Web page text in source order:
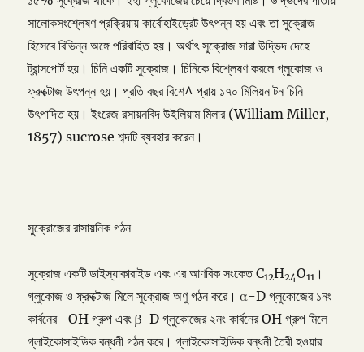
সালোকসংশ্লেষণ প্রক্রিয়ায় কার্বোহাইড্রেট উৎপন্ন হয় এবং তা সুক্রোজ
হিসেবে বিভিন্ন অঙ্গে পরিবাহিত হয়। অর্থাৎ সুক্রোজ সারা উদ্ভিদ দেহে
ট্রান্সপোর্ট হয়। চিনি একটি সুক্রোজ। চিনিকে বিশ্লেষণ করলে গ্লুকোজ ও
ফ্রুক্টোজ উৎপন্ন হয়। প্রতি বছর বিশে^ প্রায় ১৭০ মিলিয়ন টন চিনি
উৎপাদিত হয়। ইংরেজ রসায়নবিদ উইলিয়াম মিলার (William Miller,
1857) sucrose শব্দটি ব্যবহার করেন।
সুক্রোজের রাসায়নিক গঠন
সুক্রোজ একটি ডাইস্যাকারাইড এবং এর আণবিক সংকেত C12H24O11 ।
গ্লুকোজ ও ফ্রুক্টোজ মিলে সুক্রোজ অণু গঠন করে। α-D গ্লুকোজের ১নং
কার্বনের -OH গ্রুপ এবং β-D গ্লুকোজের ২নং কার্বনের OH গ্রুপ মিলে
গ্লাইকোসাইডিক বন্ধনী গঠন করে। গ্লাইকোসাইডিক বন্ধনী তৈরী হওয়ার